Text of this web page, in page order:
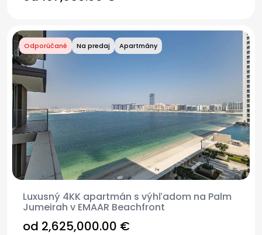
Odporúčané Na predaj Apartmány
Luxusný 4KK apartmán s výhľadom na Palm
Jumeirah v EMAAR Beachfront
od 2,625,000.00 €